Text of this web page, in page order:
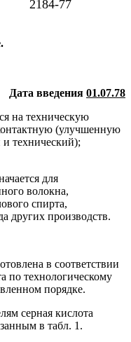
2184-77
Дата введения 01.07.78
на техническую
(улучшенную
технический);
для
волокна,
спирта,
других производств.
в соответствии
по технологическому
порядке.
серная кислота
в табл. 1.